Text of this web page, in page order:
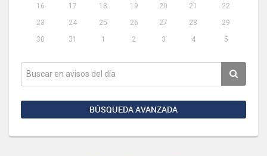
16
17 18 19 20 21
22
23
24 25 26 27 28
29
30
31 1 2 3 4 5
BÚSQUEDA AVANZADA